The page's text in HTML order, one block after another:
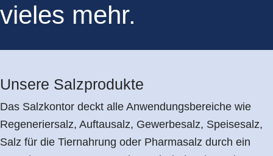
vieles mehr.
Unsere Salzprodukte
Das Salzkontor deckt alle Anwendungsbereiche wie
Regeneriersalz, Auftausalz, Gewerbesalz, Speisesalz,
Salz für die Tiernahrung oder Pharmasalz durch ein